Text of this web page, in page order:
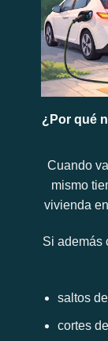
¿Por qué
Cuando
mismo
vivienda
Si además
saltos
cortes